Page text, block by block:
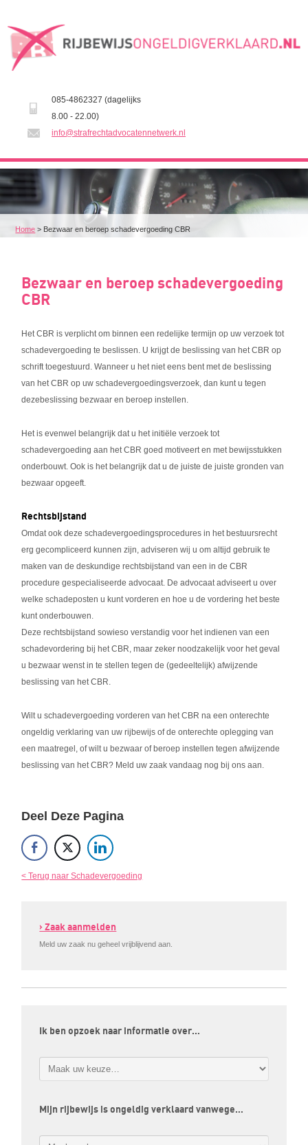
085-4862327 (dagelijks
8.00 - 22.00)
info@strafrechtadvocatennetwerk.nl
Home > Bezwaar en beroep schadevergoeding CBR
Bezwaar en beroep schadevergoeding
CBR
Het CBR is verplicht om binnen een redelijke termijn op uw verzoek tot
schadevergoeding te beslissen. U krijgt de beslissing van het CBR op
schrift toegestuurd. Wanneer u het niet eens bent met de beslissing
van het CBR op uw schadevergoedingsverzoek, dan kunt u tegen
dezebeslissing bezwaar en beroep instellen.
Het is evenwel belangrijk dat u het initiële verzoek tot
schadevergoeding aan het CBR goed motiveert en met bewijsstukken
onderbouwt. Ook is het belangrijk dat u de juiste de juiste gronden van
bezwaar opgeeft.
Rechtsbijstand
Omdat ook deze schadevergoedingsprocedures in het bestuursrecht
erg gecompliceerd kunnen zijn, adviseren wij u om altijd gebruik te
maken van de deskundige rechtsbijstand van een in de CBR
procedure gespecialiseerde advocaat. De advocaat adviseert u over
welke schadeposten u kunt vorderen en hoe u de vordering het beste
kunt onderbouwen.
Deze rechtsbijstand sowieso verstandig voor het indienen van een
schadevordering bij het CBR, maar zeker noodzakelijk voor het geval
u bezwaar wenst in te stellen tegen de (gedeeltelijk) afwijzende
beslissing van het CBR.
Wilt u schadevergoeding vorderen van het CBR na een onterechte
ongeldig verklaring van uw rijbewijs of de onterechte oplegging van
een maatregel, of wilt u bezwaar of beroep instellen tegen afwijzende
beslissing van het CBR? Meld uw zaak vandaag nog bij ons aan.
Deel Deze Pagina
< Terug naar Schadevergoeding
› Zaak aanmelden
Meld uw zaak nu geheel vrijblijvend aan.
Ik ben opzoek naar informatie over…
Mijn rijbewijs is ongeldig verklaard vanwege…